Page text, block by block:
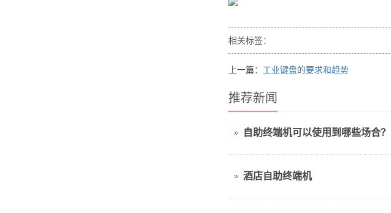
相关标签：
上一篇： 工业键盘的要求和趋势
推荐新闻
自助终端机可以使用到哪些场合？
酒店自助终端机